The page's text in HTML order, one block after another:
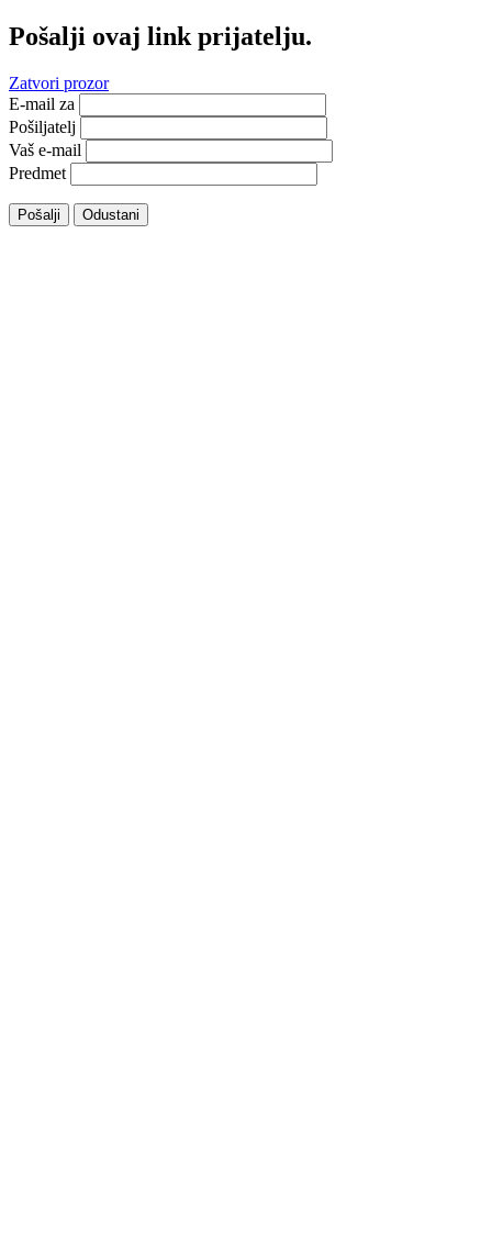
Pošalji ovaj link prijatelju.
Zatvori prozor
E-mail za
Pošiljatelj
Vaš e-mail
Predmet
Pošalji Odustani